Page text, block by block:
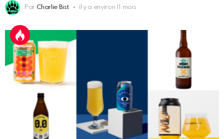
Par Charlie Bist il y a environ 11 mois